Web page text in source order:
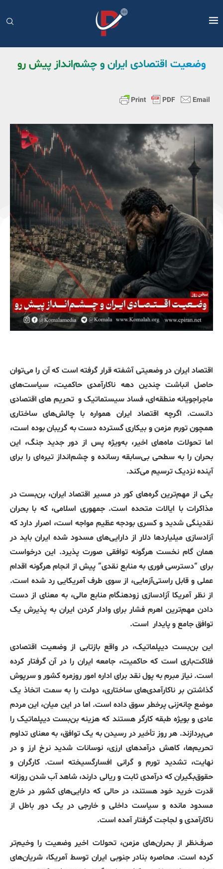
وضعیت اقتصادی ایران و چشم‌انداز پیش رو
اقتصاد ایران در وضعیتی آشفته قرار گرفته است که آن را می‌توان
حاصل انباشت چندین دهه ناکارآمدی حاکمیت، سیاست‌های
ماجراجویانه منطقه‌ای، فساد سیستماتیک و تحریم های اقتصادی
دانست. اگرچه اقتصاد ایران همواره با چالش‌های ساختاری
همچون تورم مزمن و بیکاری گسترده دست به گریبان بوده است،
اما تحولات ماه‌های اخیر، به‌ویژه پس از دور جدید جنگ، این
بحران را به سطحی بی‌سابقه رسانده و چشم‌انداز تیره‌ای را برای
آینده نزدیک ترسیم می‌کند.
یکی از مهم‌ترین گره‌های کور در مسیر اقتصاد ایران، بن‌بست در
مذاکرات با ایالات متحده است. جمهوری اسلامی، که با بحران
نقدینگی شدید و کسری بودجه عظیم مواجه است، اصرار دارد که
آزادسازی میلیاردها دلار از دارایی‌های مسدود شده ایران باید در
همان گام نخست هرگونه توافقی صورت پذیرد. این درخواست
برای “دسترسی فوری به منابع نقدی” پیش از انجام هرگونه اقدام
عملی و قابل راستی‌آزمایی، از سوی طرف آمریکایی رد شده است.
از نظر آمریکا آزادسازی زودهنگام منابع مالی، به معنای از دست
دادن مهم‌ترین اهرم فشار برای وادار کردن ایران به پذیرش یک
توافق جامع و پایدار است.
این بن‌بست دیپلماتیک، در واقع بازتابی از وضعیت اقتصادی
فلاکت‌باری است که حاکمیت، جامعه ایران را در آن گرفتار کرده
است. نیاز مبرم به پول نقد برای اداره امور روزمره کشور و سرپوش
گذاشتن بر ناکارآمدی‌های ساختاری، دولت را به سمت اتخاذ یک
موضع چانه‌زنی پرخطر سوق داده است. اما در این میان، این مردم
عادی و بویژه طبقه کارگر هستند که هزینه بن‌بست دیپلماتیک را
می‌پردازند. هر روز تأخیر در رسیدن به یک توافق، به معنای تداوم
تحریم‌ها، کاهش درآمدهای ارزی، نوسانات شدید نرخ ارز و در
نهایت، تشدید تورم و گرانی افسارگسیخته است. کارگران و
حقوق‌بگیران که درآمدی ثابت و ریالی دارند، شاهد آب شدن روزانه
قدرت خرید خود هستند، در حالی که دارایی‌های کشور در خارج
مسدود مانده و سیاست داخلی و خارجی در یک دور باطل از
ناکارآمدی و لجاجت گرفتار آمده است.
صرف‌نظر از بحران‌های مزمن، تحولات اخیر وضعیت را وخیم‌تر
کرده است. محاصره بنادر جنوبی ایران توسط آمریکا، شریان‌های